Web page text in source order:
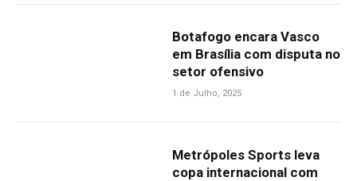
Botafogo encara Vasco
em Brasília com disputa no
setor ofensivo
1 de Julho, 2025
Metrópoles Sports leva
copa internacional com